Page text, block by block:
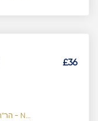
£36
הר"ר נפתלי ברמ"א שלעזינגער - N...